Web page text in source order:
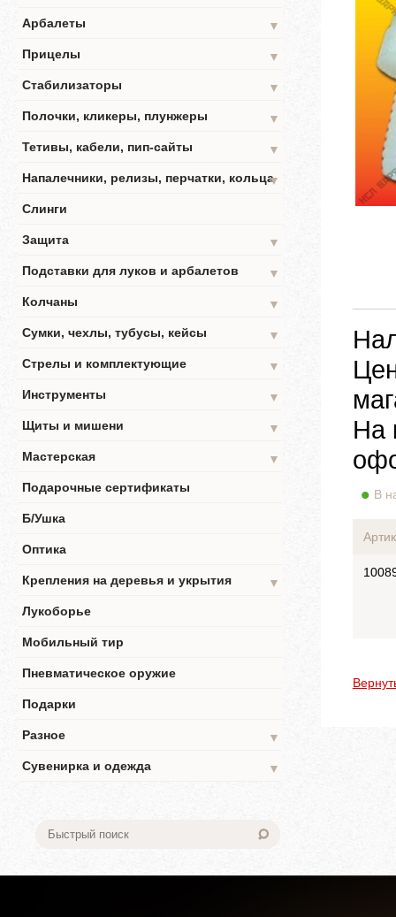
Арбалеты
▼
Прицелы
▼
Стабилизаторы
▼
Полочки, кликеры, плунжеры
▼
Тетивы, кабели, пип-сайты
▼
Напалечники, релизы, перчатки, кольца▼
Слинги
Защита
▼
Подставки для луков и арбалетов
▼
Колчаны
▼
Сумки, чехлы, тубусы, кейсы
▼
Стрелы и комплектующие
▼
Инструменты
▼
Щиты и мишени
▼
Мастерская
▼
Подарочные сертификаты
Б/Ушка
Оптика
Крепления на деревья и укрытия
▼
Лукоборье
Мобильный тир
Пневматическое оружие
Подарки
Разное
▼
Сувенирка и одежда
▼
На
В